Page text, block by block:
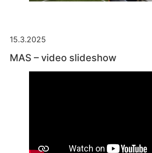
15.3.2025
MAS – video slideshow